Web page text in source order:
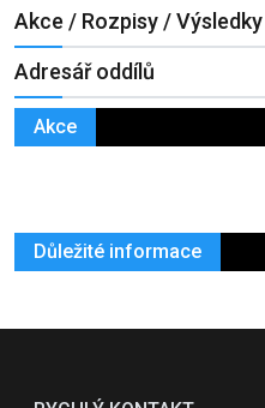
Akce / Rozpisy / Výsledky
Adresář oddílů
Akce
Důležité informace